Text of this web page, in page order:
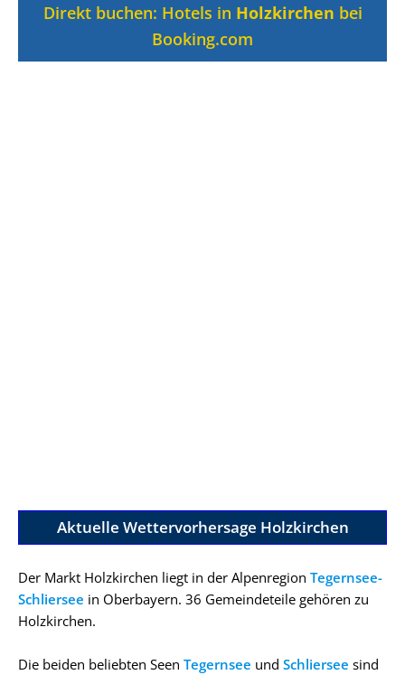
Direkt buchen: Hotels in Holzkirchen bei
Booking.com
Aktuelle Wettervorhersage Holzkirchen
Der Markt Holzkirchen liegt in der Alpenregion Tegernsee-
Schliersee in Oberbayern. 36 Gemeindeteile gehören zu
Holzkirchen.
Die beiden beliebten Seen Tegernsee und Schliersee sind